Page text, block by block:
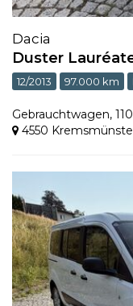
Dacia
Duster
12/2013 97.000 km
Gebrauchtwagen,
4550